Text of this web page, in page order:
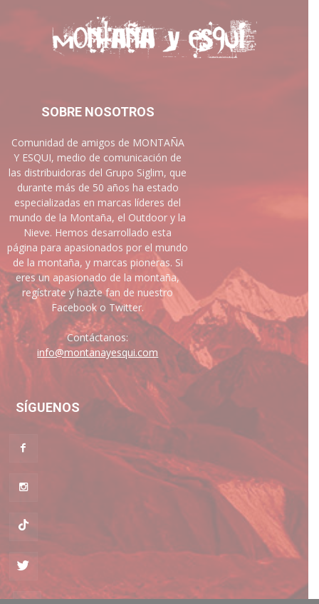
SOBRE NOSOTROS
Comunidad de amigos de MONTAÑA
Y ESQUI, medio de comunicación de
las distribuidoras del Grupo Siglim, que
durante más de 50 años ha estado
especializadas en marcas líderes del
mundo de la Montaña, el Outdoor y la
Nieve. Hemos desarrollado esta
página para apasionados por el mundo
de la montaña, y marcas pioneras. Si
eres un apasionado de la montaña,
regístrate y hazte fan de nuestro
Facebook o Twitter.
Contáctanos:
info@montanayesqui.com
SÍGUENOS